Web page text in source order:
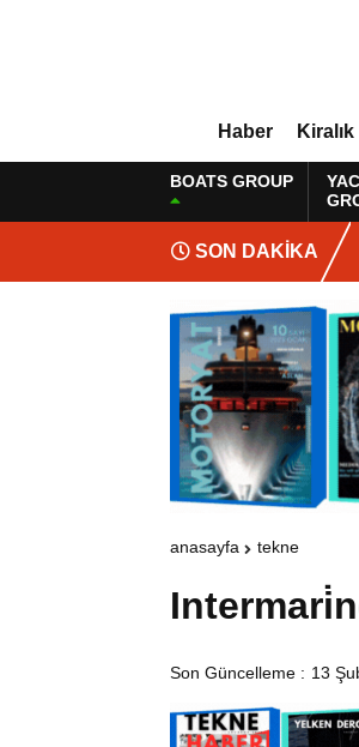
Haber Kiralık
BOATS GROUP
SON DAKİKA
anasayfa tekne
Son Güncelleme : 13